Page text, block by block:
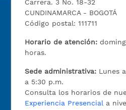
Carrera. 3 No. 18-32
CUNDINAMARCA - BOGOTÁ
Código postal: 111711
Horario de atención:
horas.
Sede administrativa: Lunes
a 5:30 p.m.
Consulta los horarios de
Experiencia Presencial a